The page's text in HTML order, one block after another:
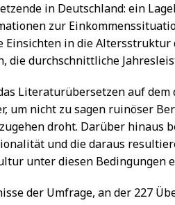
in Deutschland: ein
zur
Einsichten in die
die durchschnittliche
Literaturübersetzen auf
um nicht zu sagen ruinöser
droht. Darüber hinaus
und die daraus
unter diesen Bedingungen
der Umfrage, an der 227